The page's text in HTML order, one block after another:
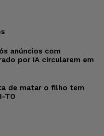
anúncios com
por IA circularem em
de matar o filho tem
TO